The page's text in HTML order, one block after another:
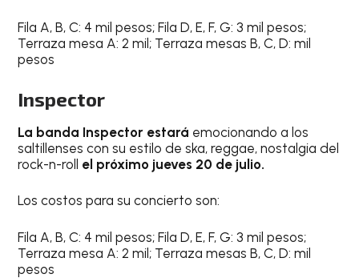
Fila A, B, C: 4 mil pesos; Fila D, E, F, G: 3 mil pesos;
Terraza mesa A: 2 mil; Terraza mesas B, C, D: mil
pesos
Inspector
La banda Inspector estará emocionando a los
saltillenses con su estilo de ska, reggae, nostalgia del
rock-n-roll el próximo jueves 20 de julio.
Los costos para su concierto son:
Fila A, B, C: 4 mil pesos; Fila D, E, F, G: 3 mil pesos;
Terraza mesa A: 2 mil; Terraza mesas B, C, D: mil
pesos